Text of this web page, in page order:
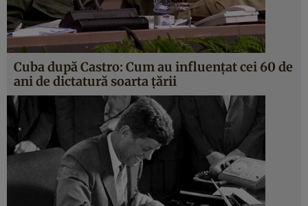
Cuba după Castro: Cum au influenţat cei 60 de
ani de dictatură soarta ţării